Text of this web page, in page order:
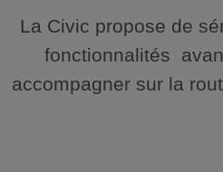
La Civic propose de
fonctionnalités
accompagner sur la